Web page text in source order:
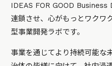
IDEAS FOR GOOD
連鎖させ、心がもっとワクワ
型事業開発ラボです。
事業を通じてより持続可能な